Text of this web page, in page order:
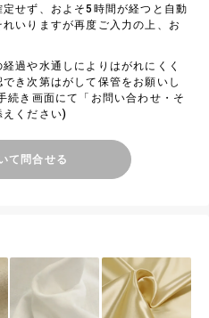
せず、およそ5時間が経つと自動
いりますが再度ご入力の上、お
過や水通しによりはがれにくく
き次第はがして保管をお願いし
続き画面にて「お問い合わせ・そ
ください)
て問合せる